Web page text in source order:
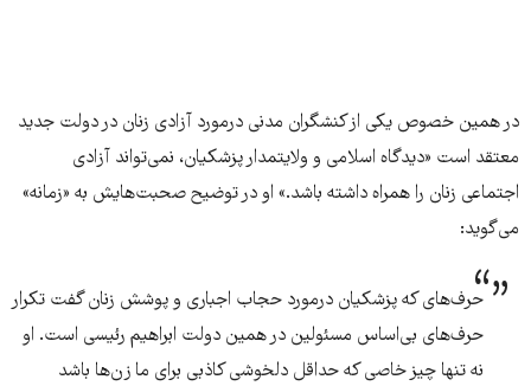
در همین خصوص یکی از کنشگران مدنی درمورد آزادی زنان در دولت جدید
معتقد است «دیدگاه اسلامی و ولایتمدار پزشکیان، نمی‌تواند آزادی
اجتماعی زنان را همراه داشته باشد.» او در توضیح صحبت‌هایش به «زمانه»
می‌گوید:
حرف‌های که پزشکیان درمورد حجاب اجباری و پوشش زنان گفت تکرار
حرف‌های بی‌اساس مسئولین در همین دولت ابراهیم رئیسی است. او
نه تنها چیز خاصی که حداقل دلخوشی کاذبی برای ما زن‌ها باشد